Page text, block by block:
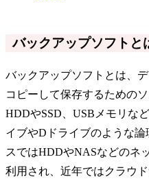
バックアップソフトと
バックアップソフトとは、
コピーして保存するための
HDDやSSD、USBメモリな
イブやDドライブのような
スではHDDやNASなどのネ
利用され、近年ではクラウ